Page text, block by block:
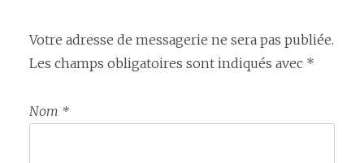
Votre adresse de messagerie ne sera pas publiée.
Les champs obligatoires sont indiqués avec *
Nom *